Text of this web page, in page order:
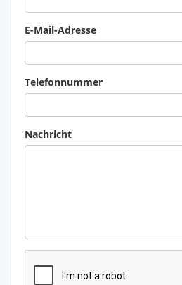
E-Mail-Adresse
Telefonnummer
Nachricht